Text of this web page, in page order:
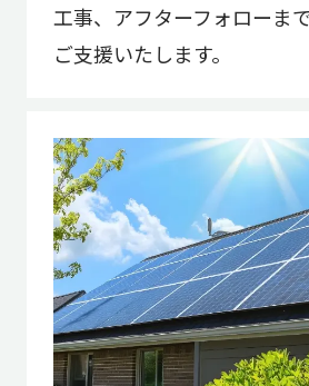
工事、アフターフォローま
ご支援いたします。